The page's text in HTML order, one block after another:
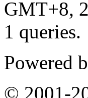
GMT+8,
1 queries.
Powered
© 2001-